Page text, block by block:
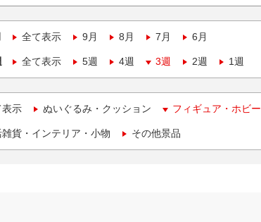
全て表示 9月 8月 7月 6月
全て表示 5週 4週 3週 2週 1週
表示 ぬいぐるみ・クッション フィギュア・ホビー
貨・インテリア・小物 その他景品